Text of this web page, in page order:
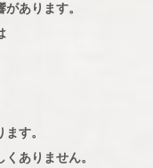
あります。
す。
ありません。